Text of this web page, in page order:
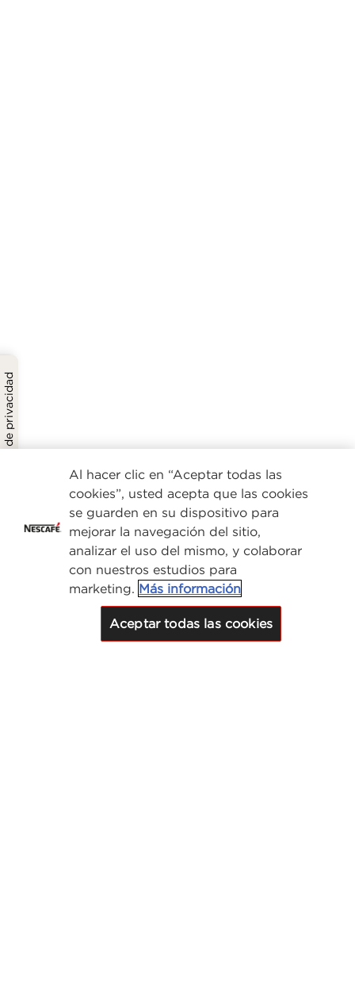
Política de privacidad
Al hacer clic en “Aceptar todas las
cookies”, usted acepta que las cookies
se guarden en su dispositivo para
mejorar la navegación del sitio,
analizar el uso del mismo, y colaborar
con nuestros estudios para
marketing. Más información
Aceptar todas las cookies